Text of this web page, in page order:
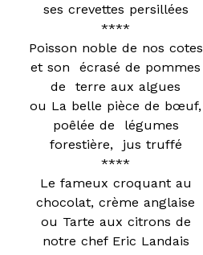
ses crevettes persillées
****
Poisson noble de nos cotes
et son écrasé de pommes
de terre aux algues
ou La belle pièce de bœuf,
poêlée de légumes
forestière, jus truffé
****
Le fameux croquant au
chocolat, crème anglaise
ou Tarte aux citrons de
notre chef Eric Landais